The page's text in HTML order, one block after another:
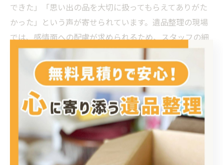
できた」「思い出の品を大切に扱ってもらえてありがた
かった」という声が寄せられています。遺品整理の現場
では、感情面への配慮が求められるため、スタッフの細
やかな気配りや丁寧な作業が信頼の決め手となります。
仕分けから供養まで安心の遺品整理プロセス
遺品整理は単なる片付け作業ではなく、ご家族の心情に
寄り添いながら進めるべき重要なプロセスです。まず、
無料見積もり時に現場を丁寧に確認し、必要な作業内容
や料金を明確に提示することで、不安を軽減します。作
業当日は、女性スタッフを含む丁寧なチームが訪問し、